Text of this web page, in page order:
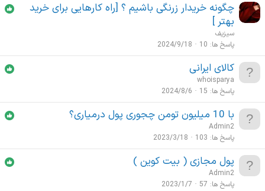
چگونه خریدار زرنگی باشیم ؟ [راه کارهایی برای خرید
بهتر ]
سیزیف
پاسخ ها 10
2024/9/18
کالای ایرانی
whoisparya
پاسخ ها 15
2024/8/6
با 10 میلیون تومن چجوری پول درمیاری؟
Admin2
پاسخ ها 103
2023/3/18
پول مجازی ( بیت کوین )
Admin2
پاسخ ها 57
2023/1/7